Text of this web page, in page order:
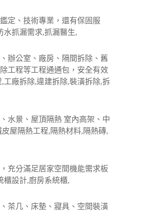
定、技術專業，還有保固服
水抓漏需求,抓漏醫生,
辦公室、廠房、隔間拆除、舊
工程等工程通通包，安全有效
廠拆除,違建拆除,裝潢拆除,拆
水景、屋頂隔熱 室內高架、中
屋隔熱工程,隔熱材料,隔熱磚,
充分滿足居家空間機能需求板
櫃設計,廚房系統櫃,
茶几、床墊、寢具、空間裝潢